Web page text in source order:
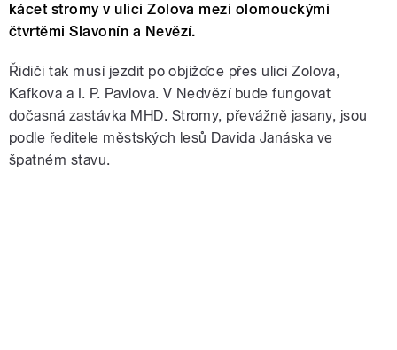
kácet stromy v ulici Zolova mezi olomouckými
čtvrtěmi Slavonín a Nevězí.
Řidiči tak musí jezdit po objížďce přes ulici Zolova,
Kafkova a I. P. Pavlova. V Nedvězí bude fungovat
dočasná zastávka MHD. Stromy, převážně jasany, jsou
podle ředitele městských lesů Davida Janáska ve
špatném stavu.